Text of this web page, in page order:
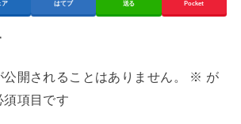
ア はてブ 送る Pocket
開されることはありません。 ※ が
須項目です